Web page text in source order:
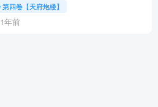
第四卷【天府炮楼】
1年前